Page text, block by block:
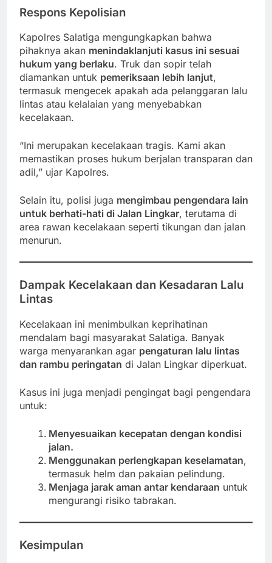
Respons Kepolisian
Kapolres Salatiga mengungkapkan bahwa
pihaknya akan menindaklanjuti kasus ini sesuai
hukum yang berlaku. Truk dan sopir telah
diamankan untuk pemeriksaan lebih lanjut,
termasuk mengecek apakah ada pelanggaran lalu
lintas atau kelalaian yang menyebabkan
kecelakaan.
“Ini merupakan kecelakaan tragis. Kami akan
memastikan proses hukum berjalan transparan dan
adil,” ujar Kapolres.
Selain itu, polisi juga mengimbau pengendara lain
untuk berhati-hati di Jalan Lingkar, terutama di
area rawan kecelakaan seperti tikungan dan jalan
menurun.
Dampak Kecelakaan dan Kesadaran Lalu
Lintas
Kecelakaan ini menimbulkan keprihatinan
mendalam bagi masyarakat Salatiga. Banyak
warga menyarankan agar pengaturan lalu lintas
dan rambu peringatan di Jalan Lingkar diperkuat.
Kasus ini juga menjadi pengingat bagi pengendara
untuk:
Menyesuaikan kecepatan dengan kondisi
jalan.
Menggunakan perlengkapan keselamatan,
termasuk helm dan pakaian pelindung.
Menjaga jarak aman antar kendaraan untuk
mengurangi risiko tabrakan.
Kesimpulan